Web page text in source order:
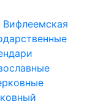
Вифлеемская